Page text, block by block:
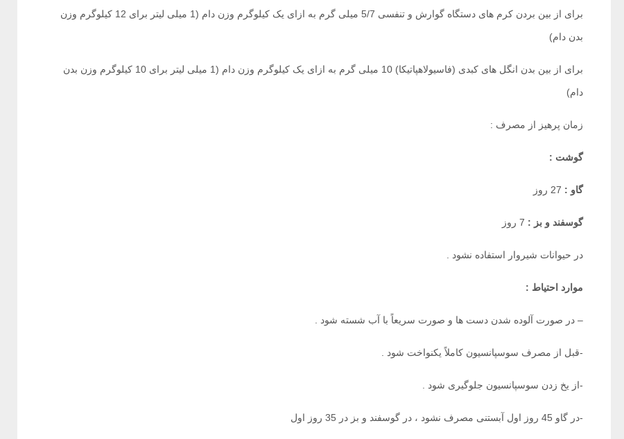
برای از بین بردن کرم های دستگاه گوارش و تنفسی 5/7 میلی گرم به ازای یک کیلوگرم وزن دام (1 میلی لیتر برای 12 کیلوگرم وزن
بدن دام)
‌برای از بین بدن انگل های کبدی (فاسیولاهپاتیکا) 10 میلی گرم به ازای یک کیلوگرم وزن دام (1 میلی لیتر برای 10 کیلوگرم وزن بدن
دام)‌
زمان پرهیز از مصرف :
گوشت :
گاو :
گوسفند و بز :
در حیوانات شیروار استفاده نشود .
موارد احتیاط :
– در صورت آلوده شدن دست ها و صورت سریعاً با آب شسته شود .
-قبل از مصرف سوسپانسیون کاملاً یکنواخت شود .
-از یخ زدن سوسپانسیون جلوگیری شود .
-در گاو 45 روز اول آبستنی مصرف نشود ، در گوسفند و بز در 35 روز اول